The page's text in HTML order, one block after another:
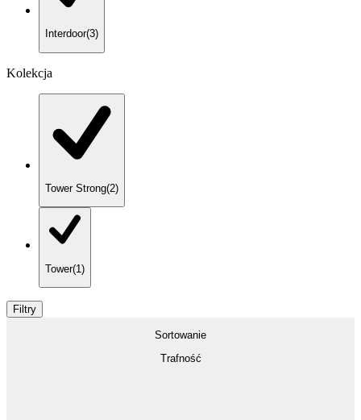
Interdoor(3)
Kolekcja
Tower Strong(2)
Tower(1)
Filtry
Sortowanie
Trafność